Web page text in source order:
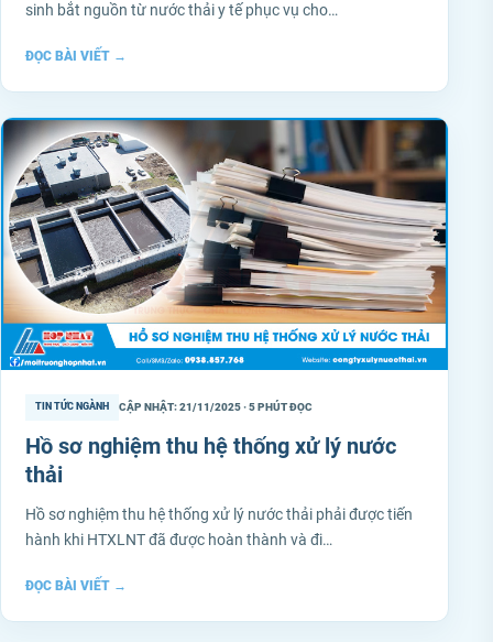
sinh bắt nguồn từ nước thải y tế phục vụ cho…
ĐỌC BÀI VIẾT →
TIN TỨC NGÀNH CẬP NHẬT: 21/11/2025 · 5 PHÚT ĐỌC
Hồ sơ nghiệm thu hệ thống xử lý nước
thải
Hồ sơ nghiệm thu hệ thống xử lý nước thải phải được tiến
hành khi HTXLNT đã được hoàn thành và đi…
ĐỌC BÀI VIẾT →